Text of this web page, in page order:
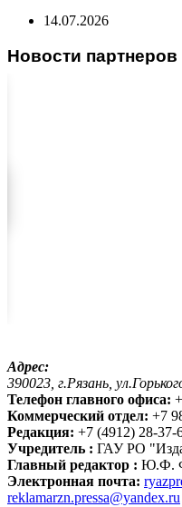
14.07.2026
Новости партнеров
Адрес:
390023, г.Рязань,
Телефон главного офиса:
Коммерческий отдел: +7
Редакция: +7 (4912) 28-37-
Учредитель : ГАУ РО
Главный редактор : Ю.Ф.
Электронная почта:
reklamarzn.pressa@yandex.ru